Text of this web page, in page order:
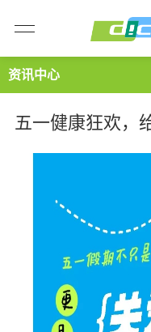
资讯中心
五一健康狂欢，